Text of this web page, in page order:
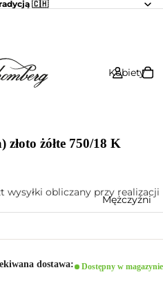
🇨🇭
Kobiety
Mężczyźni
żółte 750/18 K
obliczany przy realizacji
dostawa:
Dostępny w magazynie